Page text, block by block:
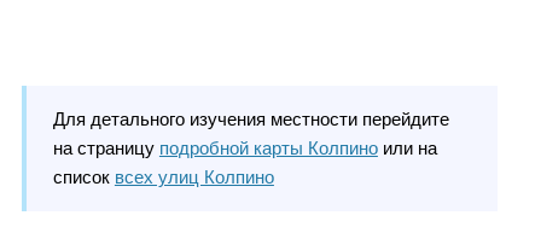
Для детального изучения местности перейдите
на страницу подробной карты Колпиноили на
список всех улиц Колпино